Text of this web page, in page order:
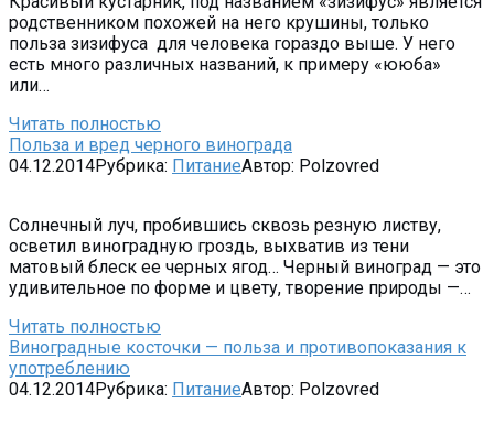
родственником похожей на него крушины, только
польза зизифуса для человека гораздо выше. У него
есть много различных названий, к примеру «ююба»
или…
Читать полностью
Польза и вред черного винограда
04.12.2014Рубрика: ПитаниеАвтор: Polzovred
Солнечный луч, пробившись сквозь резную листву,
осветил виноградную гроздь, выхватив из тени
матовый блеск ее черных ягод… Черный виноград — это
удивительное по форме и цвету, творение природы —…
Читать полностью
Виноградные косточки — польза и противопоказания к
употреблению
04.12.2014Рубрика: ПитаниеАвтор: Polzovred